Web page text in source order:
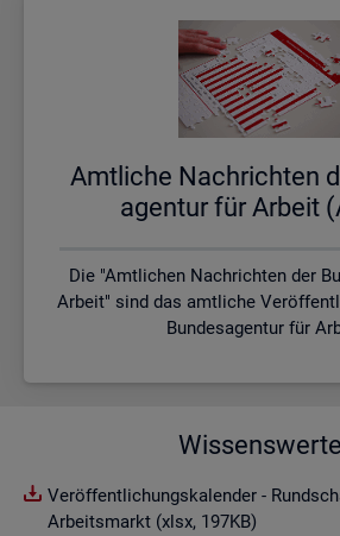
Amt­li­che Nach­rich­ten
agen­tur für Ar­beit
Die "Amtlichen Nachrichten der
Arbeit" sind das amtliche
Bundesagentur für
Veröffentlichungskalender -
Arbeitsmarkt (xlsx, 197KB)